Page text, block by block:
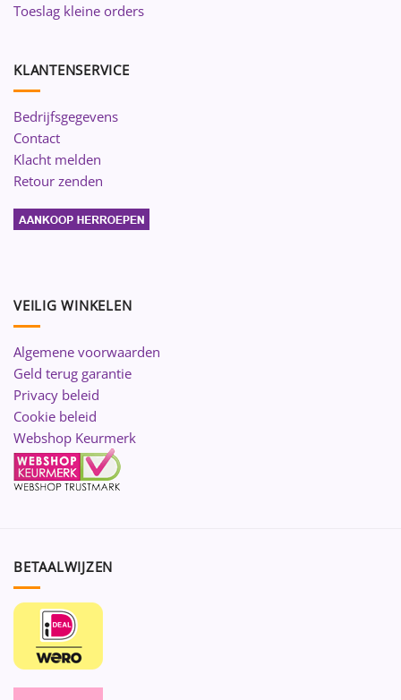
Toeslag kleine orders
KLANTENSERVICE
Bedrijfsgegevens
Contact
Klacht melden
Retour zenden
VEILIG WINKELEN
Algemene voorwaarden
Geld terug garantie
Privacy beleid
Cookie beleid
Webshop Keurmerk
BETAALWIJZEN